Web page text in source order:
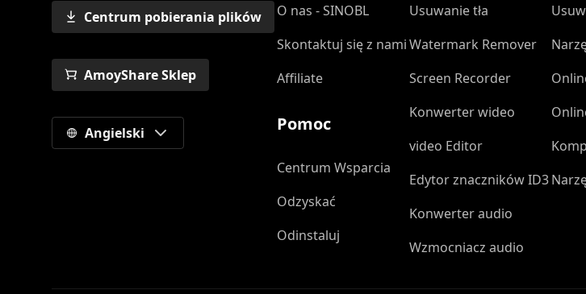
Centrum pobierania plików
AmoyShare Sklep
Angielski
O nas - SINOBL
Skontaktuj się z nami
Affiliate
Pomoc
Centrum Wsparcia
Odzyskać
Odinstaluj
Usuwanie tła
Watermark Remover
Screen Recorder
Konwerter wideo
video Editor
Edytor znaczników ID3
Konwerter audio
Wzmocniacz audio